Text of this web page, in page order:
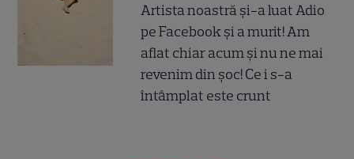
Artista noastră și-a luat Adio
pe Facebook și a murit! Am
aflat chiar acum și nu ne mai
revenim din șoc! Ce i s-a
întâmplat este crunt